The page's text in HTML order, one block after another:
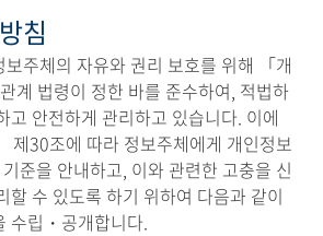
침
주체의 자유와 권리 보호를 위해 「개
계 법령이 정한 바를 준수하여, 적법하
고 안전하게 관리하고 있습니다. 이에
제30조에 따라 정보주체에게 개인정보
준을 안내하고, 이와 관련한 고충을 신
할 수 있도록 하기 위하여 다음과 같이
수립・공개합니다.